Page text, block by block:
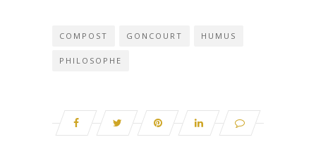
COMPOST GONCOURT HUMUS
PHILOSOPHE